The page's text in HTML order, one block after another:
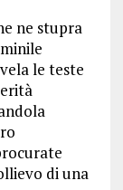
ne stupra
le teste
di una